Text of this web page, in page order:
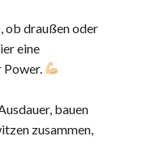
ob draußen oder
eine
bauen
zusammen,